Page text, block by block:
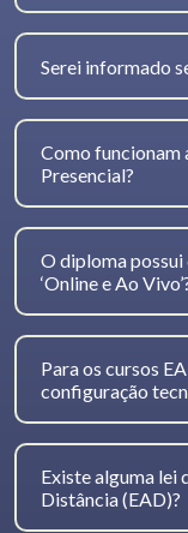
Serei informado
Como funcionam
Presencial?
O diploma
‘Online e Ao
Para os cursos
configuração
Existe alguma lei
Distância (EAD)?